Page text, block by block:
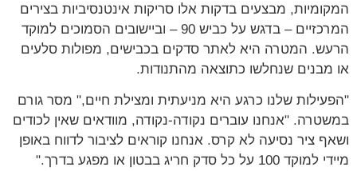
המקומיות, מבצעים בדקות אלו סריקות אינטנסיביות בצירים
המרכזיים – בדגש על כביש 90 – וביישובים הסמוכים למוקד
הרעש. המטרה היא לאתר סדקים בכבישים, מפולות סלעים
או מבנים שנחלשו כתוצאה מהתנודות.
"הפעילות שלנו כרגע היא מניעתית ומצילת חיים," מסר גורם
במשטרה. "אנחנו עוברים נקודה-נקודה, מוודאים שאין לכודים
ושאף ציר נסיעה לא קרס. אנחנו קוראים לציבור לדווח באופן
מיידי למוקד 100 על כל סדק חריג בבטון או מפגע בדרך."